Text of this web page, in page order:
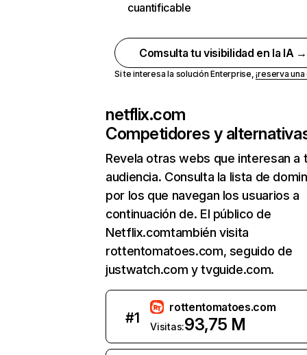
cuantificable
Comsulta tu visibilidad en la IA →
Si te interesa la solución Enterprise,¡reserva
netflix.com
Competidores y
Revela otras webs que interesan a
audiencia. Consulta la lista de
por los que navegan los usuarios a
continuación de. El público de
Netflix.comtambién visita
rottentomatoes.com, seguido de
justwatch.com y tvguide.com.
#1
rottentomatoes.com
Visitas:93,75 M